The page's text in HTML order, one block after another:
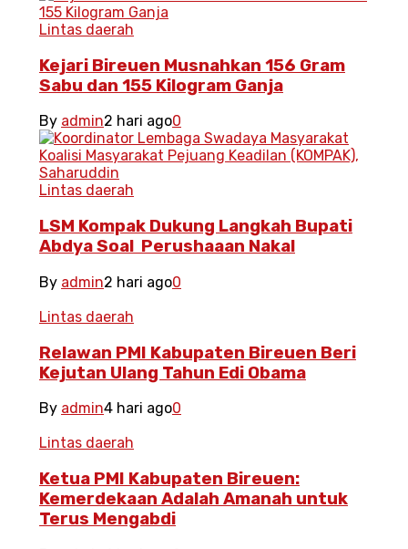
Lintas daerah
Kejari Bireuen Musnahkan 156 Gram
Sabu dan 155 Kilogram Ganja
By admin2 hari ago0
Lintas daerah
LSM Kompak Dukung Langkah Bupati
Abdya Soal Perushaaan Nakal
By admin2 hari ago0
Lintas daerah
Relawan PMI Kabupaten Bireuen Beri
Kejutan Ulang Tahun Edi Obama
By admin4 hari ago0
Lintas daerah
Ketua PMI Kabupaten Bireuen:
Kemerdekaan Adalah Amanah untuk
Terus Mengabdi